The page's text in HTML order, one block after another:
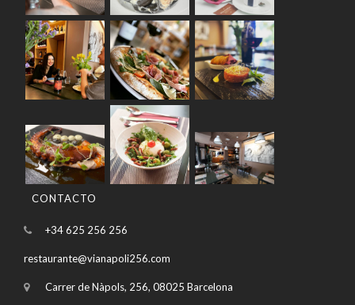
CONTACTO
+34 625 256 256
restaurante@vianapoli256.com
Carrer de Nàpols, 256, 08025 Barcelona